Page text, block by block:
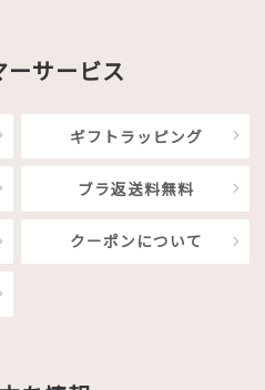
ーサービス
ギフトラッピング
ブラ返送料無料
クーポンについて